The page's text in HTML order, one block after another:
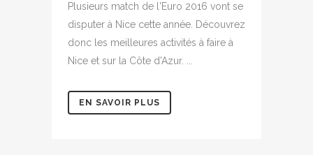
Plusieurs match de l'Euro 2016 vont se
disputer à Nice cette année. Découvrez
donc les meilleures activités à faire à
Nice et sur la Côte d'Azur. ...
EN SAVOIR PLUS